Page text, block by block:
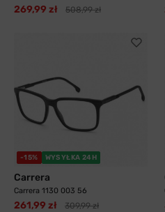
269,99 zł 508,99 zł
-15% WYSYŁKA 24H
Carrera
Carrera 1130 003 56
261,99 zł 309,99 zł